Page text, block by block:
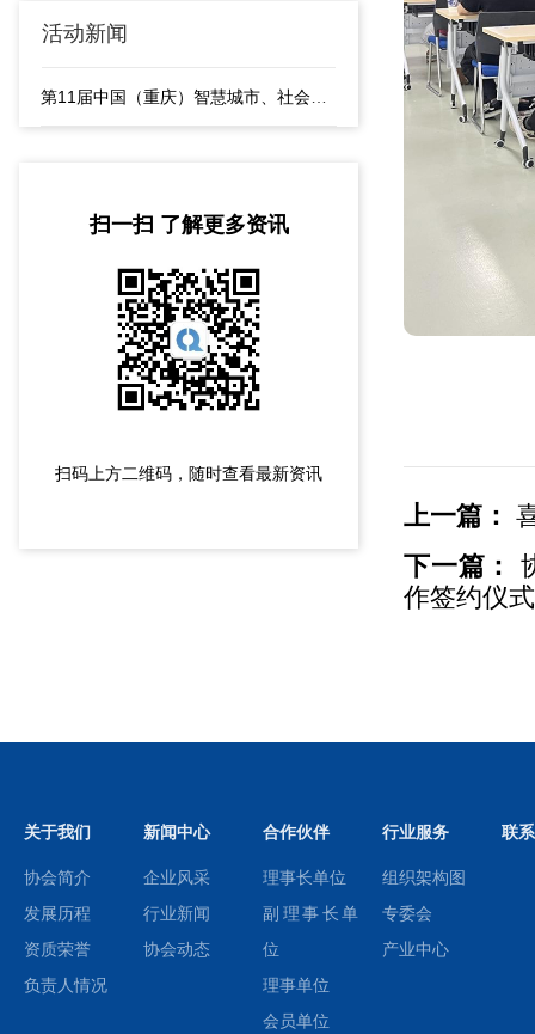
活动新闻
扫一扫 了解更多资讯
扫码上方二维码，随时查看最新资讯
上一篇：
下一篇：
作签约仪式
关于我们
协会简介
发展历程
资质荣誉
负责人情况
新闻中心
企业风采
行业新闻
协会动态
合作伙伴
理事长单位
副理事长单
位
理事单位
会员单位
行业服务
组织架构图
专委会
产业中心
联